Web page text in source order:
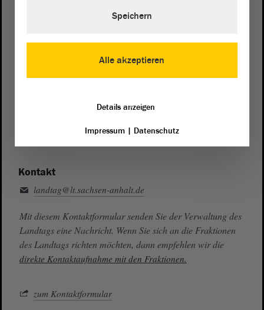
0391 / 560 - 0
Presse- und Öffentlichkeitsarbeit
Kontakt
landtag@lt.sachsen-anhalt.de
Mit diesem Kontaktformular senden Sie der Verwaltung des
Landtags eine Nachricht. Wenn Sie sich an die Fraktionen
des Landtags richten möchten, dann empfehlen wir die
direkte Kontaktaufnahme mit den Fraktionen.
zum Kontaktformular
Alle akzeptieren
Speichern
Details anzeigen
Impressum| Datenschutz